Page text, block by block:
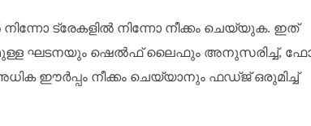
ട്രേകളിൽ നിന്നോ നീക്കം ചെയ്യുക. ഇത്
ഘടനയും ഷെൽഫ് ലൈഫും അനുസരിച്ച്,
ഈർപ്പം നീക്കം ചെയ്യാനും ഫഡ്ജ് ഒരുമിച്ച്